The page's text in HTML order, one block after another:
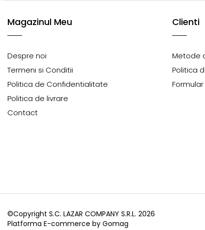
Magazinul Meu
Despre noi
Termeni si Conditii
Politica de Confidentialitate
Politica de livrare
Contact
Clienti
Metode
Politica
©Copyright S.C. LAZAR COMPANY S.R.L. 2026
Platforma E-commerce by Gomag